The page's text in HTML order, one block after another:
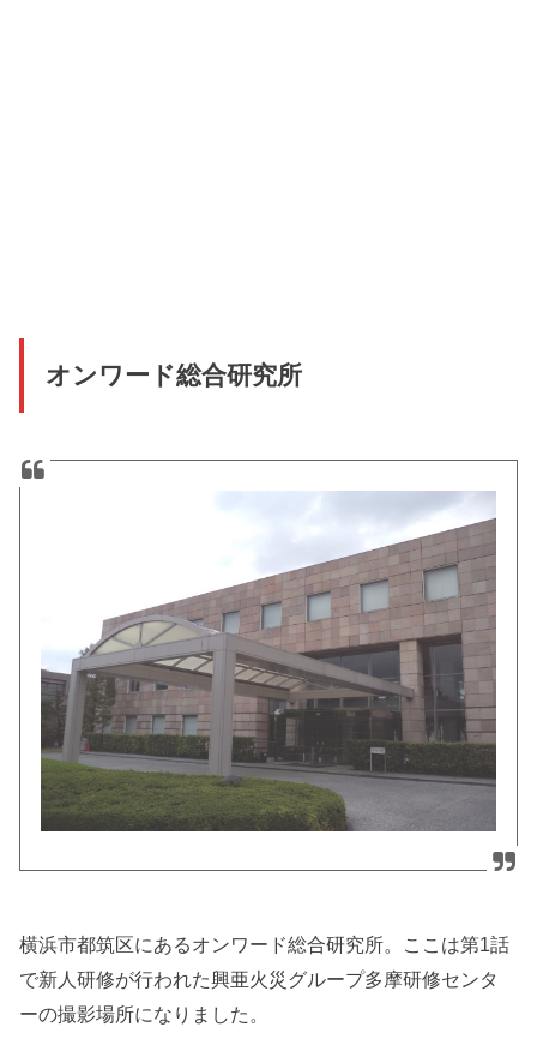
オンワード総合研究所
横浜市都筑区にあるオンワード総合研究所。ここは第1話
で新人研修が行われた興亜火災グループ多摩研修センタ
ーの撮影場所になりました。